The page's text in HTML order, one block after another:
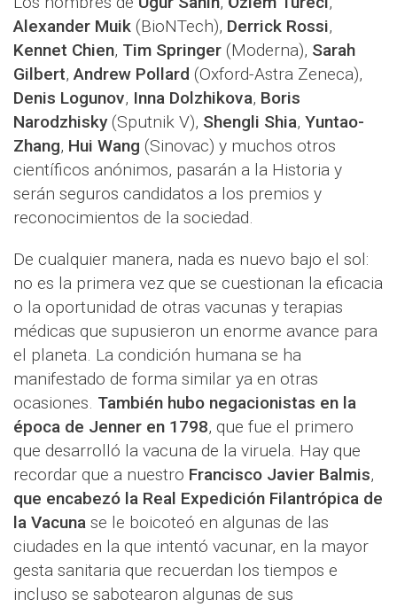
Alexander Muik (BioNTech), Derrick Rossi,
Kennet Chien, Tim Springer (Moderna), Sarah
Gilbert,Andrew Pollard (Oxford-Astra Zeneca),
Denis Logunov, Inna Dolzhikova, Boris
Narodzhisky(Sputnik V), Shengli Shia, Yuntao-
Zhang, Hui Wang (Sinovac) y muchos otros
científicos anónimos, pasarán a la Historia y
serán seguros candidatos a los premios y
reconocimientos de la sociedad.
De cualquier manera, nada es nuevo bajo el sol:
no es la primera vez que se cuestionan la eficacia
o la oportunidad de otras vacunas y terapias
médicas que supusieron un enorme avance para
el planeta. La condición humana se ha
manifestado de forma similar ya en otras
ocasiones. También hubo negacionistas en la
época de Jenner en 1798, que fue el primero
que desarrolló la vacuna de la viruela. Hay que
recordar que a nuestro Francisco Javier Balmis,
que encabezó la Real Expedición Filantrópica de
la Vacuna se le boicoteó en algunas de las
ciudades en la que intentó vacunar, en la mayor
gesta sanitaria que recuerdan los tiempos e
incluso se sabotearon algunas de sus